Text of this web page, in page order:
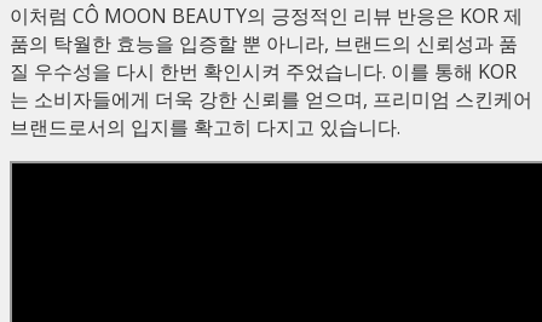
이처럼 CÔ MOON BEAUTY의 긍정적인 리뷰 반응은 KOR 제
품의 탁월한 효능을 입증할 뿐 아니라, 브랜드의 신뢰성과 품
질 우수성을 다시 한번 확인시켜 주었습니다. 이를 통해 KOR
는 소비자들에게 더욱 강한 신뢰를 얻으며, 프리미엄 스킨케어
브랜드로서의 입지를 확고히 다지고 있습니다.